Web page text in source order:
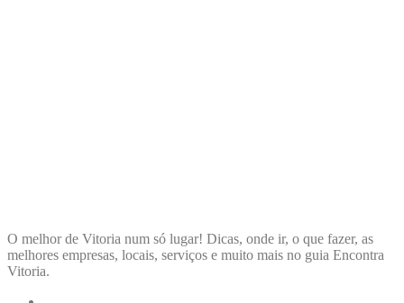
O melhor de Vitoria num só lugar! Dicas, onde ir, o que fazer, as
melhores empresas, locais, serviços e muito mais no guia Encontra
Vitoria.